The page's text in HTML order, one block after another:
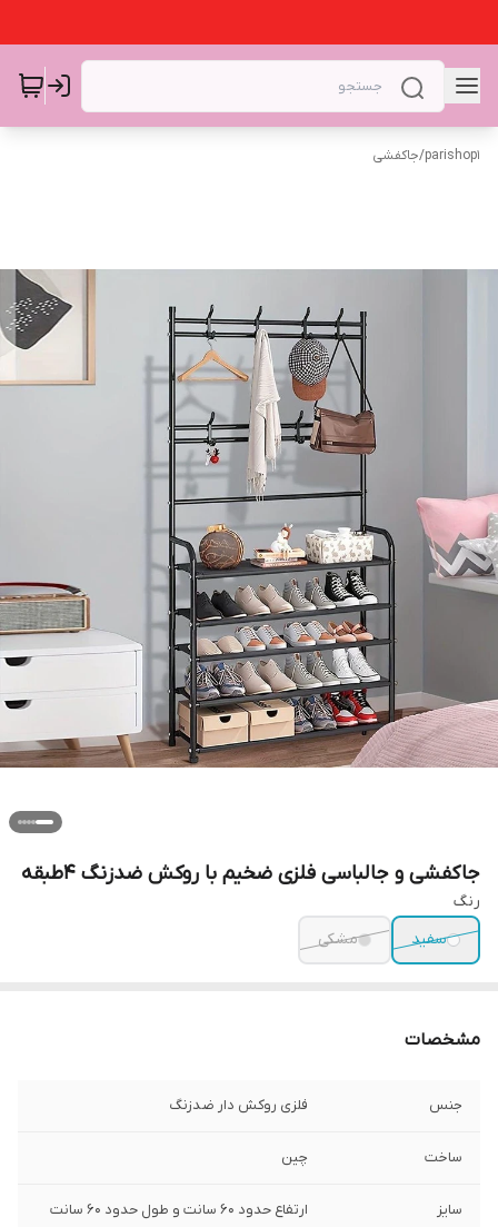
parishop1
/جاکفشی
جاکفشی و جالباسی فلزی ضخیم با روکش ضدزنگ ۴طبقه
رنگ
سفید
مشکی
مشخصات
جنس فلزی روکش دار ضدزنگ
ساخت چین
سایز ارتفاع حدود ۶۰ سانت و طول حدود ۶۰ سانت